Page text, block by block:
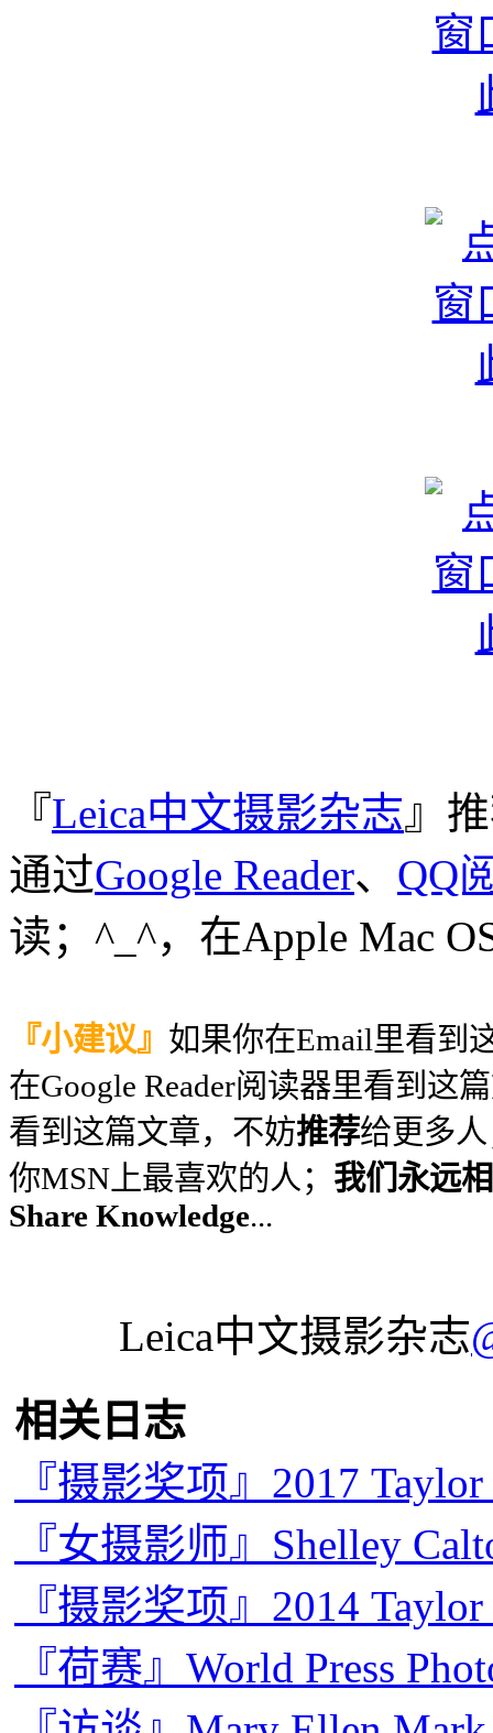
『Leica中文摄影杂志』
通过Google Reader、 QQ
读；^_^，在Apple Mac
『小建议』 如果你在Email里看到
在Google Reader阅读器里看到这
看到这篇文章，不妨推荐给更多
你MSN上最喜欢的人； 我们永远
Share Knowledge...
Leica中文摄影杂志
相关日志
『摄影奖项』2017
『女摄影师』Shelley
『摄影奖项』2014
『荷赛』World Press